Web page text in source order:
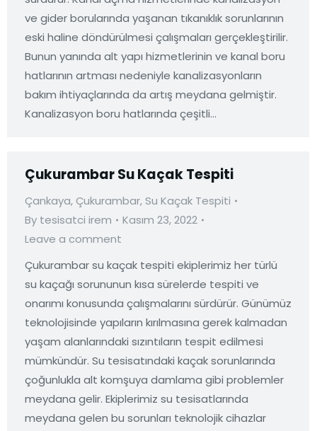
ve gider borularında yaşanan tıkanıklık sorunlarının
eski haline döndürülmesi çalışmaları gerçekleştirilir.
Bunun yanında alt yapı hizmetlerinin ve kanal boru
hatlarının artması nedeniyle kanalizasyonların
bakım ihtiyaçlarında da artış meydana gelmiştir.
Kanalizasyon boru hatlarında çeşitli…
Çukurambar Su Kaçak Tespiti
Çankaya, Çukurambar,Su Kaçak Tespiti
By tesisatci irem
Kasım 23, 2022
Leave a comment
Çukurambar su kaçak tespiti ekiplerimiz her türlü
su kaçağı sorununun kısa sürelerde tespiti ve
onarımı konusunda çalışmalarını sürdürür. Günümüz
teknolojisinde yapıların kırılmasına gerek kalmadan
yaşam alanlarındaki sızıntıların tespit edilmesi
mümkündür. Su tesisatındaki kaçak sorunlarında
çoğunlukla alt komşuya damlama gibi problemler
meydana gelir. Ekiplerimiz su tesisatlarında
meydana gelen bu sorunları teknolojik cihazlar